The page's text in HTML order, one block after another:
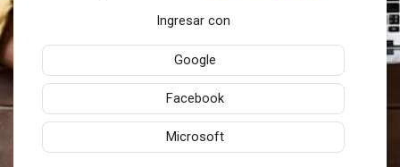
Ingresar con
Google
Facebook
Microsoft